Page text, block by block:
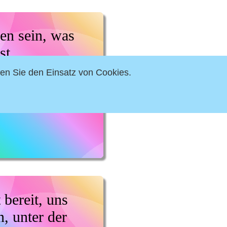
Sie den Einsatz von Cookies.
sein, was
uns
unter der